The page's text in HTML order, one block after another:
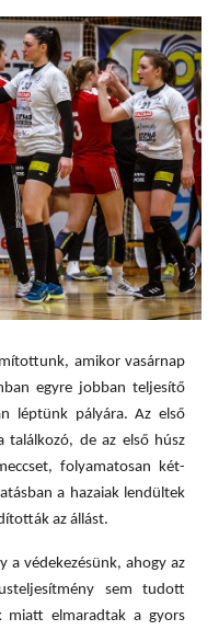
amikor vasárnap
egyre jobban teljesítő
léptünk pályára.Az első
találkozó, de az első húsz
folyamatosan két-
a hazaiak lendültek
az állást.
védekezésünk, ahogy az
sem tudott
miatt elmaradtak a gyors